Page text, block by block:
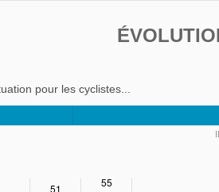
pour les cyclistes...